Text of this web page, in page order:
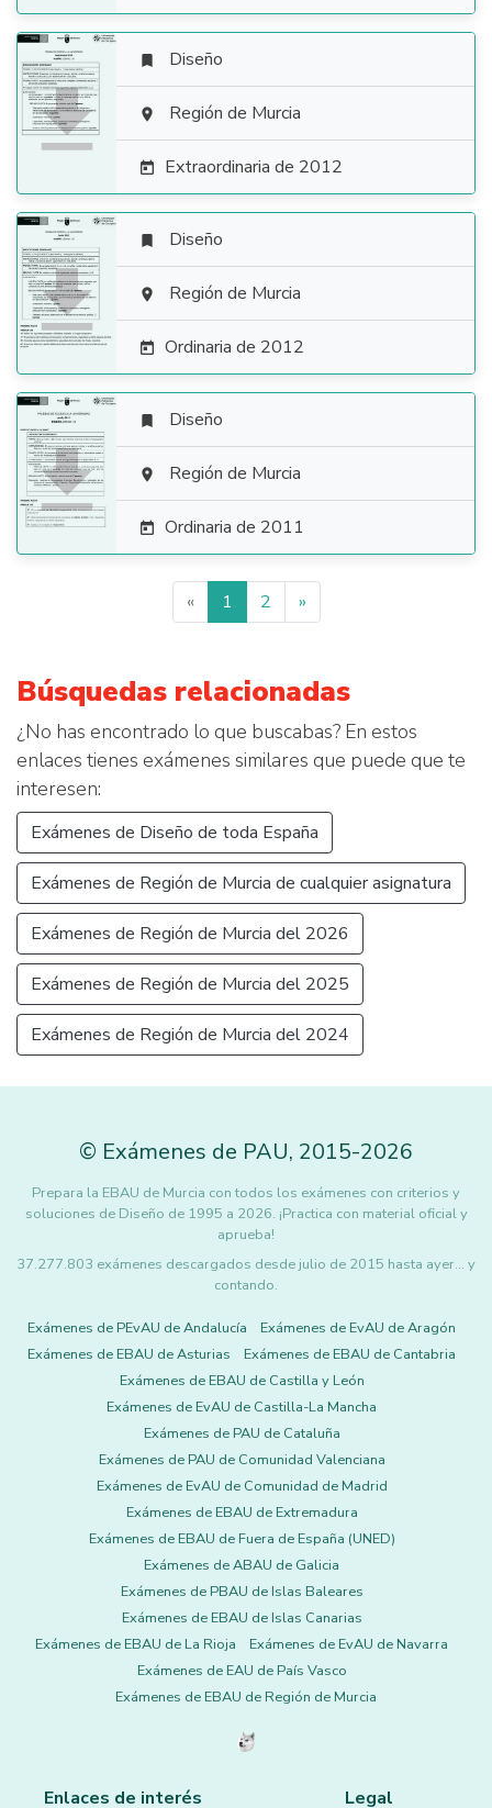

 Diseño
 Región de Murcia
 Extraordinaria de 2012

 Diseño
 Región de Murcia
 Ordinaria de 2012

 Diseño
 Región de Murcia
 Ordinaria de 2011
« 1 2 »
Búsquedas relacionadas
¿No has encontrado lo que buscabas? En estos
enlaces tienes exámenes similares que puede que te
interesen:
Exámenes de Diseño de toda España
Exámenes de Región de Murcia de cualquier asignatura
Exámenes de Región de Murcia del 2026
Exámenes de Región de Murcia del 2025
Exámenes de Región de Murcia del 2024
© Exámenes de PAU, 2015-2026
Prepara la EBAU de Murcia con todos los exámenes con criterios y
soluciones de Diseño de 1995 a 2026. ¡Practica con material oficial y
aprueba!
37.277.803 exámenes descargados desde julio de 2015 hasta ayer... y
contando.
Exámenes de PEvAU de Andalucía
Exámenes de EvAU de Aragón
Exámenes de EBAU de Asturias
Exámenes de EBAU de Cantabria
Exámenes de EBAU de Castilla y León
Exámenes de EvAU de Castilla-La Mancha
Exámenes de PAU de Cataluña
Exámenes de PAU de Comunidad Valenciana
Exámenes de EvAU de Comunidad de Madrid
Exámenes de EBAU de Extremadura
Exámenes de EBAU de Fuera de España (UNED)
Exámenes de ABAU de Galicia
Exámenes de PBAU de Islas Baleares
Exámenes de EBAU de Islas Canarias
Exámenes de EBAU de La Rioja
Exámenes de EvAU de Navarra
Exámenes de EAU de País Vasco
Exámenes de EBAU de Región de Murcia
Enlaces de interés Legal